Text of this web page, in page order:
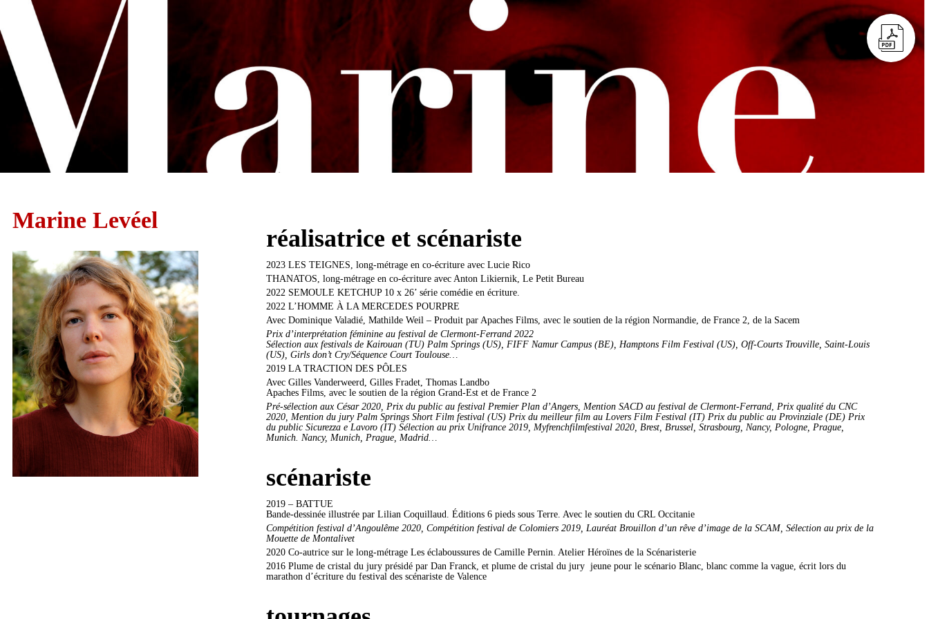
Marine Levéel
réalisatrice et scénariste
2023 LES TEIGNES, long-métrage en co-écriture avec Lucie Rico
THANATOS, long-métrage en co-écriture avec Anton Likiernik, Le Petit Bureau
2022 SEMOULE KETCHUP 10 x 26’ série comédie en écriture.
2022 L’HOMME À LA MERCEDES POURPRE
Avec Dominique Valadié, Mathilde Weil – Produit par Apaches Films, avec le soutien de la région Normandie, de France 2, de la Sacem
Prix d’interprétation féminine au festival de Clermont-Ferrand 2022
Sélection aux festivals de Kairouan (TU) Palm Springs (US), FIFF Namur Campus (BE), Hamptons Film Festival (US), Off-Courts Trouville, Saint-Louis
(US), Girls don’t Cry/Séquence Court Toulouse…
2019 LA TRACTION DES PÔLES
Avec Gilles Vanderweerd, Gilles Fradet, Thomas Landbo
Apaches Films, avec le soutien de la région Grand-Est et de France 2
Pré-sélection aux César 2020, Prix du public au festival Premier Plan d’Angers, Mention SACD au festival de Clermont-Ferrand, Prix qualité du CNC
2020, Mention du jury Palm Springs Short Film festival (US) Prix du meilleur film au Lovers Film Festival (IT) Prix du public au Provinziale (DE) Prix
du public Sicurezza e Lavoro (IT) Sélection au prix Unifrance 2019, Myfrenchfilmfestival 2020, Brest, Brussel, Strasbourg, Nancy, Pologne, Prague,
Munich. Nancy, Munich, Prague, Madrid…
scénariste
2019 – BATTUE
Bande-dessinée illustrée par Lilian Coquillaud. Éditions 6 pieds sous Terre. Avec le soutien du CRL Occitanie
Compétition festival d’Angoulême 2020, Compétition festival de Colomiers 2019, Lauréat Brouillon d’un rêve d’image de la SCAM, Sélection au prix de la
Mouette de Montalivet
2020 Co-autrice sur le long-métrage Les éclaboussures de Camille Pernin. Atelier Héroïnes de la Scénaristerie
2016 Plume de cristal du jury présidé par Dan Franck, et plume de cristal du jury jeune pour le scénario Blanc, blanc comme la vague, écrit lors du
marathon d’écriture du festival des scénariste de Valence